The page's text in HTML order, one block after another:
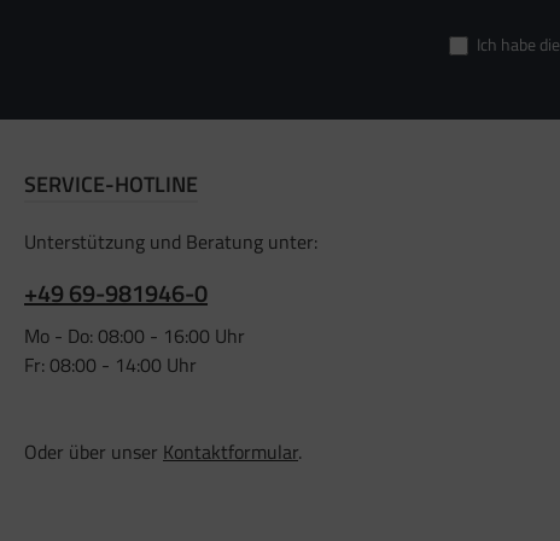
Ich habe die
SERVICE-HOTLINE
Unterstützung und Beratung unter:
+49 69-981946-0
Mo - Do: 08:00 - 16:00 Uhr
Fr: 08:00 - 14:00 Uhr
Oder über unser Kontaktformular.